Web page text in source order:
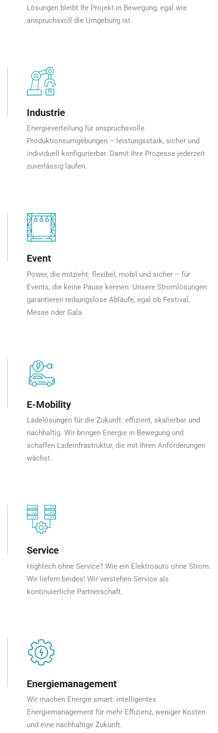
Lösungen bleibt Ihr Projekt in Bewegung, egal wie
anspruchsvoll die Umgebung ist.
Industrie
Energieverteilung für anspruchsvolle
Produktionsumgebungen – leistungsstark, sicher und
individuell konfigurierbar. Damit Ihre Prozesse jederzeit
zuverlässig laufen.
Event
Power, die mitzieht: flexibel, mobil und sicher – für
Events, die keine Pause kennen. Unsere Stromlösungen
garantieren reibungslose Abläufe, egal ob Festival,
Messe oder Gala.
E-Mobility
Ladelösungen für die Zukunft: effizient, skalierbar und
nachhaltig. Wir bringen Energie in Bewegung und
schaffen Ladeinfrastruktur, die mit Ihren Anforderungen
wächst.
Service
Hightech ohne Service? Wie ein Elektroauto ohne Strom.
Wir liefern beides! Wir verstehen Service als
kontinuierliche Partnerschaft.
Energiemanagement
Wir machen Energie smart: intelligentes
Energiemanagement für mehr Effizienz, weniger Kosten
und eine nachhaltige Zukunft.